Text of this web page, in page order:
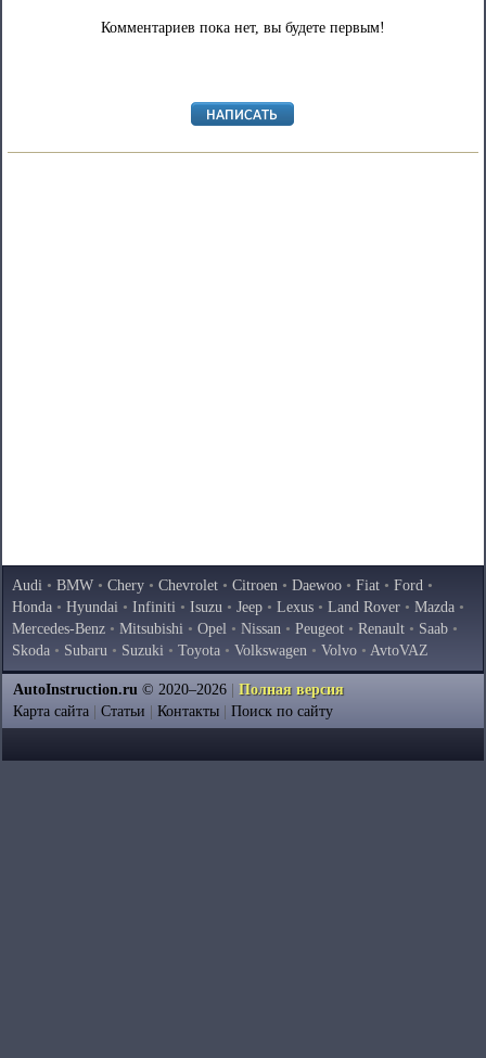
Комментариев пока нет, вы будете первым!
Audi • BMW • Chery • Chevrolet • Citroen • Daewoo • Fiat • Ford •
Honda • Hyundai • Infiniti • Isuzu • Jeep • Lexus • Land Rover • Mazda •
Mercedes-Benz • Mitsubishi • Opel • Nissan • Peugeot • Renault • Saab •
Skoda • Subaru • Suzuki • Toyota • Volkswagen • Volvo • AvtoVAZ
AutoInstruction.ru © 2020–2026
Полная версия
Карта сайта
Статьи Контакты Поиск по сайту